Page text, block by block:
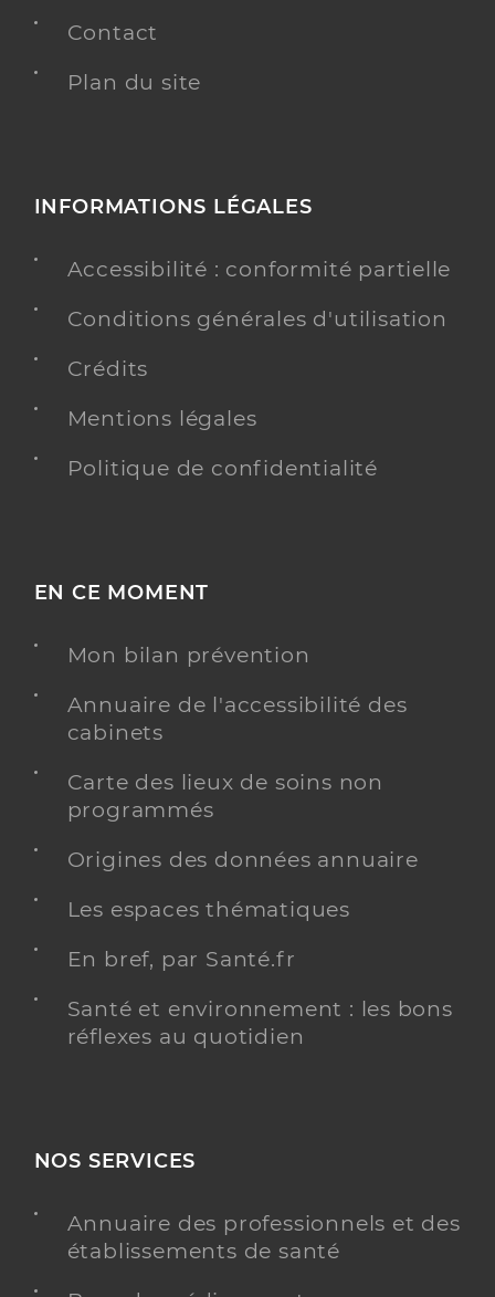
Contact
Plan du site
INFORMATIONS LÉGALES
Accessibilité : conformité partielle
Conditions générales d'utilisation
Crédits
Mentions légales
Politique de confidentialité
EN CE MOMENT
Mon bilan prévention
Annuaire de l'accessibilité des
cabinets
Carte des lieux de soins non
programmés
Origines des données annuaire
Les espaces thématiques
En bref, par Santé.fr
Santé et environnement : les bons
réflexes au quotidien
NOS SERVICES
Annuaire des professionnels et des
établissements de santé